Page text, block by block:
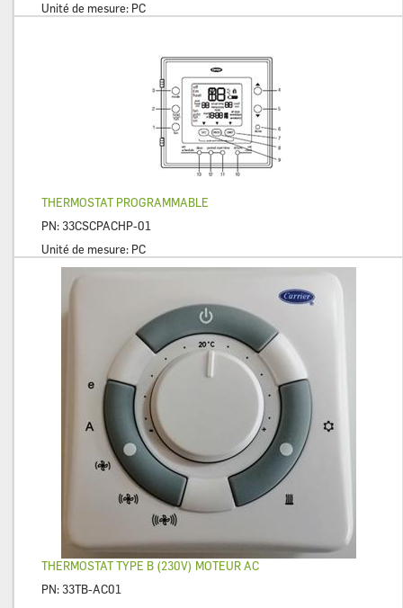
Unité de mesure: PC
THERMOSTAT PROGRAMMABLE
PN: 33CSCPACHP-01
Unité de mesure: PC
THERMOSTAT TYPE B (230V) MOTEUR AC
PN: 33TB-AC01